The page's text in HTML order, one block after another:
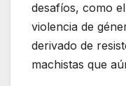
desafíos, como
violencia de
derivado de
machistas que